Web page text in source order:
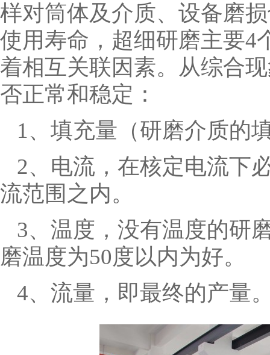
样对筒体及介质、设备磨
使用寿命，超细研磨主要4
着相互关联因素。 从综合
否正常和稳定：
1、填充量（研磨介质的
2、电流，在核定电流下
流范围之内。
3、温度，没有温度的研
磨温度为50度以内为好。
4、流量，即最终的产量